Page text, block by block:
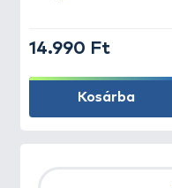
14.990 Ft
Kosárba